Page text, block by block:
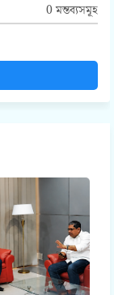
0 মন্তব্যসমূহ